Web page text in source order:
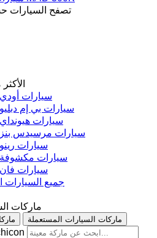
تصفح السيارات
الأكثر
سيارات
سيارات بي إم
سيارات
سيارات مرسيدس
سيارات
سيارات
سيارات
جميع السيارات
ماركات
ماركات السيارات المستعملة